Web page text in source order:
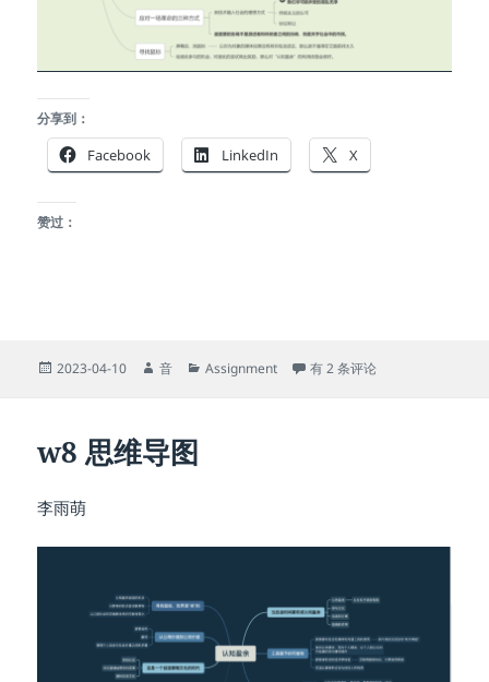
分享到：
Facebook LinkedIn X
赞过：
发
2023-04-10
作
音
分
Assignment 《认知盈余》思维导图
有 2 条评论
w8 思维导图
李雨萌